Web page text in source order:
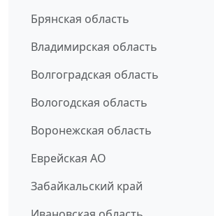
Брянская область
Владимирская область
Волгоградская область
Вологодская область
Воронежская область
Еврейская АО
Забайкальский край